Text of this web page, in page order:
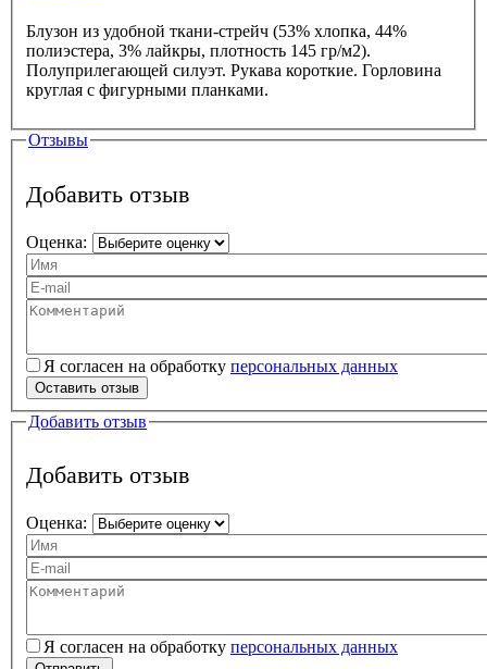
Блузон из удобной ткани-стрейч (53% хлопка, 44%
полиэстера, 3% лайкры, плотность 145 гр/м2).
Полуприлегающей силуэт. Рукава короткие. Горловина
круглая с фигурными планками.
Отзывы
Добавить отзыв
Оценка:
Ваше имя
Ваш e-mail
Текст вашего отзыва
Я согласен на обработку персональных данных
Персональные данные
Оставить отзыв
Добавить отзыв
Добавить отзыв
Оценка:
Ваше имя
Ваш e-mail
Комментарий
Я согласен на обработку персональных данных